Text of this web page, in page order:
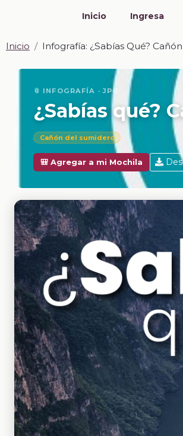
Inicio Ingresa
Inicio Infografía: ¿Sabías Qué?
📎 INFOGRAFÍA · JPG
¿Sabías qué?
Cañón del sumidero
🎒 Agregar a mi Mochila